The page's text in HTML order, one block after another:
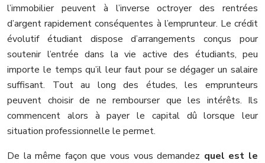
l’immobilier peuvent à l’inverse octroyer des rentrées
d’argent rapidement conséquentes à l’emprunteur. Le crédit
évolutif étudiant dispose d’arrangements conçus pour
soutenir l’entrée dans la vie active des étudiants, peu
importe le temps qu’il leur faut pour se dégager un salaire
suffisant. Tout au long des études, les emprunteurs
peuvent choisir de ne rembourser que les intérêts. Ils
commencent alors à payer le capital dû lorsque leur
situation professionnelle le permet.
De la même façon que vous vous demandez quel est le